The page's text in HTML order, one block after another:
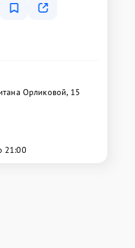
Орликовой, 15
21:00